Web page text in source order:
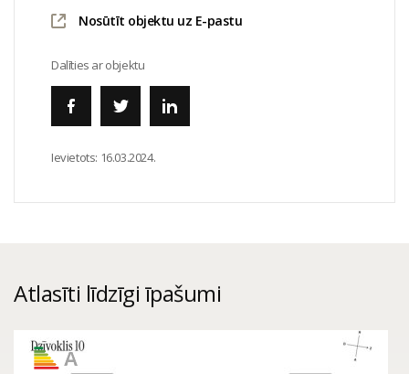
Nosūtīt objektu uz E-pastu
Dalīties ar objektu
Ievietots: 16.03.2024.
Atlasīti līdzīgi īpašumi
A